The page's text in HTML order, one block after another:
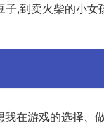
,到卖火柴的小
在游戏的选择、